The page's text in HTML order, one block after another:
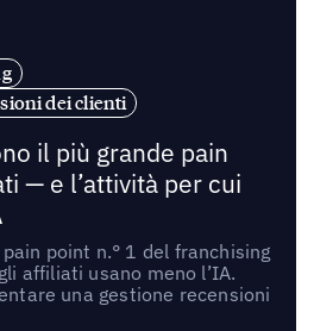
dei clienti
il più grande pain
— e l’attività per cui
point n.° 1 del franchising
affiliati usano meno l’IA.
una gestione recensioni